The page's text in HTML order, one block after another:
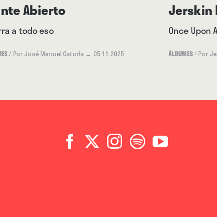
La voz de Samira
amniótico anglosajón
de Astrud Gilberto o
Abierto
a todo eso
/ Por José Manuel Caturla → 05.11.2025
Jerskin
Once Upon
ÁLBUMES/ Por